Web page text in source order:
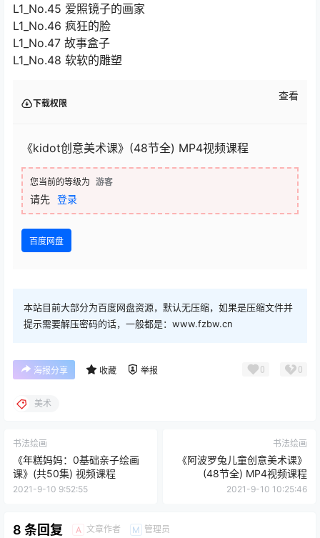
L1_No.45 爱照镜子的画家
L1_No.46 疯狂的脸
L1_No.47 故事盒子
L1_No.48 软软的雕塑
下载权限
查看
《kidot创意美术课》(48节全) MP4视频课程
您当前的等级为 游客
请先 登录
百度网盘
本站目前大部分为百度网盘资源，默认无压缩，如果是压缩文件并
提示需要解压密码的话，一般都是：www.fzbw.cn
海报分享 收藏 举报 0 0
美术
书法绘画
《年糕妈妈：0基础亲子绘画
课》(共50集) 视频课程
2021-9-10 9:52:55
书法绘画
《阿波罗兔儿童创意美术课》
(48节全) MP4视频课程
2021-9-10 10:25:46
8 条回复 A 文章作者 M 管理员